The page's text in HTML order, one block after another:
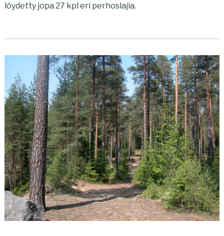
löydetty jopa 27 kpl eri perhoslajia.